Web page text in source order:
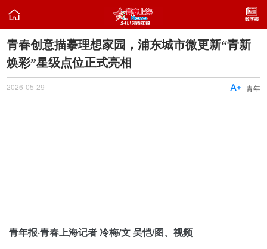

青春创意描摹理想家园，浦东城市微更新“青新
焕彩”星级点位正式亮相
2026-05-29 青年

青年报·青春上海记者 冷梅/文 吴恺/图、视频